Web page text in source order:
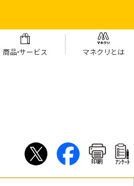
商品・サービス マネクリとは
印刷 ｱﾝｹｰﾄ